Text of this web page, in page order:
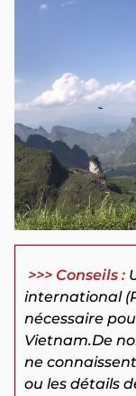
>>> Conseils :
international
nécessaire
Vietnam.De
ne
ou les détails